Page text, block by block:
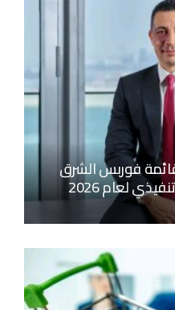
فوربس الشرق